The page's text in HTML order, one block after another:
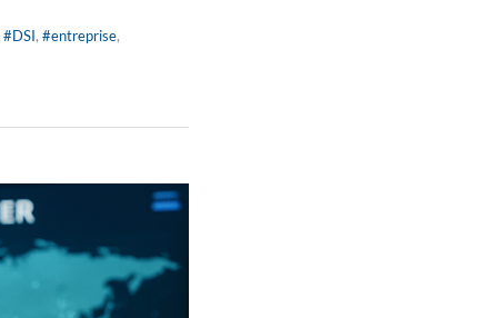
#DSI, #entreprise,